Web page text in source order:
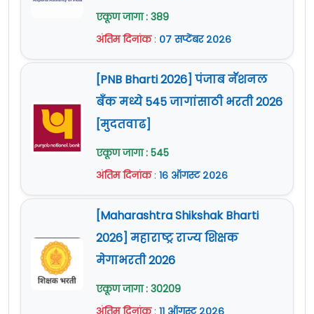
department or; ii) With 3 years’
regular service in the pay scale of
₹5500-9000/-*;
and02) ossessing a speed of 120
word per minute in English shorthand
and must have working knowledge of
computers, having knowledge to
operate upon the software like
makers.
वयाची अट : 56 वर्षापर्यंत.
शुल्क :शुल्क नाही
वेतनमान (Pay Scale) :नियमानुसार.
एकूण जागा : 389
अंतिम दिनांक: ०७ सप्टेंबर २०२६
[PNB Bharti 2026] पंजाब नॅशनल
बँक मध्ये 545 जागांसाठी भरती 2026
[मुदतवाढ]
एकूण जागा : 545
अंतिम दिनांक: १६ ऑगस्ट २०२६
[Maharashtra Shikshak Bharti
2026] महाराष्ट्र राज्य शिक्षक
मेगाभरती 2026
एकूण जागा : 30209